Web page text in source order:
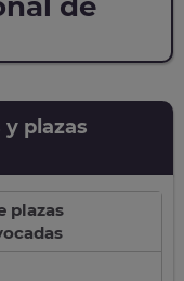
plazas
plazas